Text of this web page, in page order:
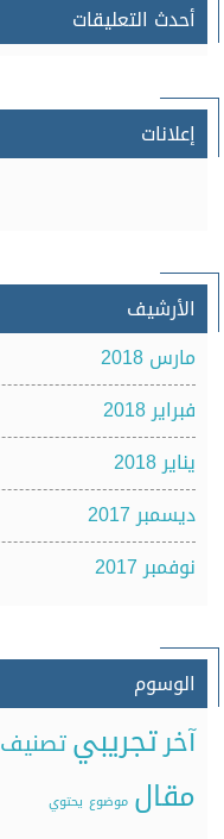
أحدث التعليقات
إعلانات
الأرشيف
مارس 2018
فبراير 2018
يناير 2018
ديسمبر 2017
نوفمبر 2017
الوسوم
آخرتجريبيتصنيف
مقال موضوع يحتوي